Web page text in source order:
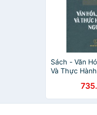
Sách - Văn
Và Thực